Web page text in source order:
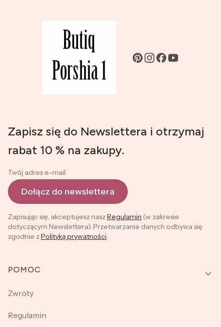
Zapisz się do Newslettera i otrzymaj
rabat 10 % na zakupy.
Twój adres e-mail
Dołącz do newslettera
Zapisując się, akceptujesz naszRegulamin (w zakresie
dotyczącym Newslettera). Przetwarzanie danych odbywa się
zgodnie zPolityką prywatności.
Linki w stopce
POMOC
Zwroty
Regulamin